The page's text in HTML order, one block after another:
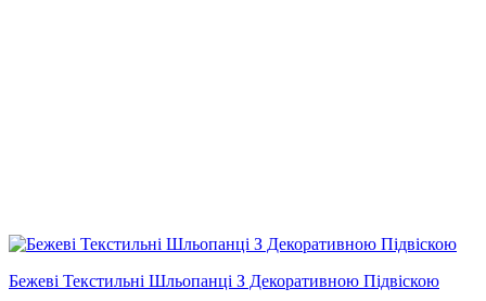
Бежеві Текстильні Шльопанці З Декоративною Підвіскою